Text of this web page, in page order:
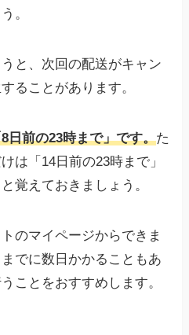
。
と、次回の配送がキャン
ることがあります。
日前の23時まで」です。た
は「14日前の23時まで」
覚えておきましょう。
のマイページからできま
でに数日かかることもあ
ことをおすすめします。